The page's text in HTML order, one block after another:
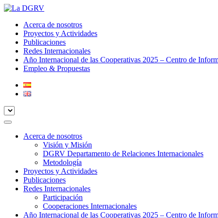
Acerca de nosotros
Proyectos y Actividades
Publicaciones
Redes Internacionales
Año Internacional de las Cooperativas 2025 – Centro de
Empleo & Propuestas
Acerca de nosotros
Visión y Misión
DGRV Departamento de Relaciones Internacionales
Metodología
Proyectos y Actividades
Publicaciones
Redes Internacionales
Participación
Cooperaciones Internacionales
Año Internacional de las Cooperativas 2025 – Centro de